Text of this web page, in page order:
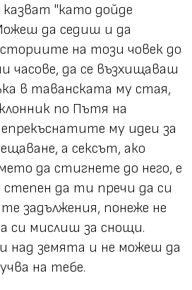
"като дойде
да седиш и да
на този човек до
часове, да се възхищаваш
в таванската му стая,
по Пътя на
му идеи за
а сексът, ако
да стигнете до него, е
степен да ти пречи да си
задължения, понеже не
си мислиш за снощи.
над земята и не можеш да
на тебе.